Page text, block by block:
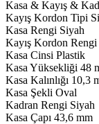
Kasa & Kayış &
Kayış Kordon Tipi
Kasa Rengi Siyah
Kayış Kordon Rengi
Kasa Cinsi Plastik
Kasa Yüksekliği 48
Kasa Kalınlığı 10,3
Kasa Şekli Oval
Kadran Rengi Siyah
Kasa Çapı 43,6 mm